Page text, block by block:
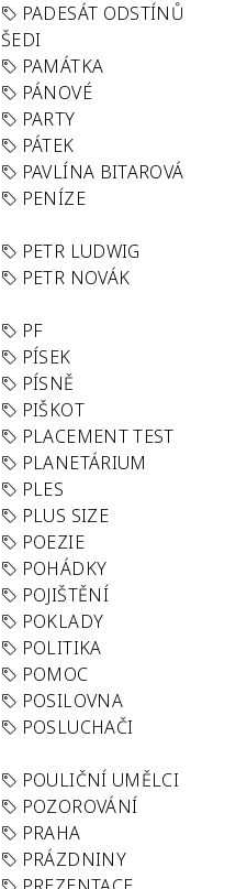
PADESÁT ODSTÍNŮ
ŠEDI
PAMÁTKA
PÁNOVÉ
PARTY
PÁTEK
PAVLÍNA BITAROVÁ
PENÍZE
PETR LUDWIG
PETR NOVÁK
PF
PÍSEK
PÍSNĚ
PIŠKOT
PLACEMENT TEST
PLANETÁRIUM
PLES
PLUS SIZE
POEZIE
POHÁDKY
POJIŠTĚNÍ
POKLADY
POLITIKA
POMOC
POSILOVNA
POSLUCHAČI
POULIČNÍ UMĚLCI
POZOROVÁNÍ
PRAHA
PRÁZDNINY